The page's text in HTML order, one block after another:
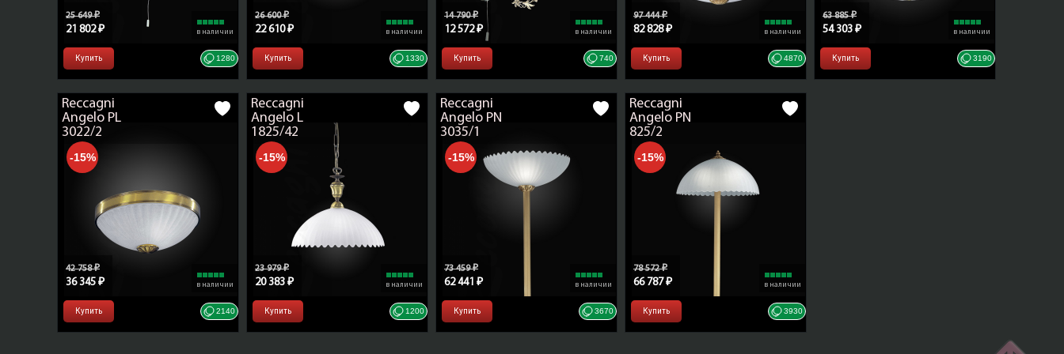
25 649 ₽
21 802 ₽ в наличии
Купить 1280
26 600 ₽
22 610 ₽ в наличии
Купить 1330
14 790 ₽
12 572 ₽ в наличии
Купить 740
97 444 ₽
82 828 ₽ в наличии
Купить 4870
63 885 ₽
54 303 ₽ в наличии
Купить 3190
-15%
Reccagni
Angelo PL
3022/2
42 758 ₽
36 345 ₽ в наличии
Купить 2140
-15%
Reccagni
Angelo L
1825/42
23 979 ₽
20 383 ₽ в наличии
Купить 1200
-15%
Reccagni
Angelo PN
3035/1
73 459 ₽
62 441 ₽ в наличии
Купить 3670
-15%
Reccagni
Angelo PN
825/2
78 572 ₽
66 787 ₽ в наличии
Купить 3930